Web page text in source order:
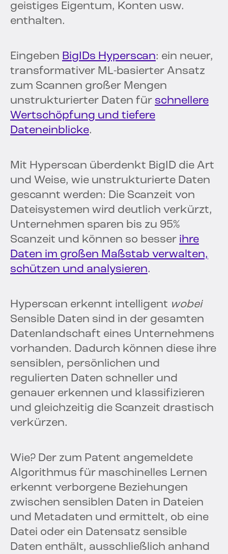
geistiges Eigentum, Konten usw.
enthalten.
Eingeben BigIDs Hyperscan: ein neuer,
transformativer ML-basierter Ansatz
zum Scannen großer Mengen
unstrukturierter Daten für schnellere
Wertschöpfung und tiefere
Dateneinblicke.
Mit Hyperscan überdenkt BigID die Art
und Weise, wie unstrukturierte Daten
gescannt werden: Die Scanzeit von
Dateisystemen wird deutlich verkürzt,
Unternehmen sparen bis zu 95%
Scanzeit und können so besser ihre
Daten im großen Maßstab verwalten,
schützen und analysieren.
Hyperscan erkennt intelligent wobei
Sensible Daten sind in der gesamten
Datenlandschaft eines Unternehmens
vorhanden. Dadurch können diese ihre
sensiblen, persönlichen und
regulierten Daten schneller und
genauer erkennen und klassifizieren
und gleichzeitig die Scanzeit drastisch
verkürzen.
Wie? Der zum Patent angemeldete
Algorithmus für maschinelles Lernen
erkennt verborgene Beziehungen
zwischen sensiblen Daten in Dateien
und Metadaten und ermittelt, ob eine
Datei oder ein Datensatz sensible
Daten enthält, ausschließlich anhand